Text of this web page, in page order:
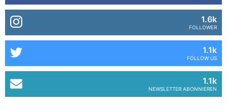
1.6k
FOLLOWER
1.1k
FOLLOW US
1.1k
NEWSLETTER ABONNIEREN